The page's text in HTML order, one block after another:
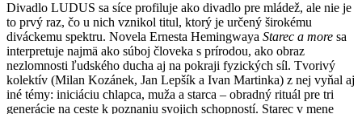
Divadlo LUDUS sa síce profiluje ako divadlo pre mládež, ale nie je
to prvý raz, čo u nich vznikol titul, ktorý je určený širokému
diváckemu spektru. Novela Ernesta Hemingwaya Starec a more sa
interpretuje najmä ako súboj človeka s prírodou, ako obraz
nezlomnosti ľudského ducha aj na pokraji fyzických síl. Tvorivý
kolektív (Milan Kozánek, Jan Lepšík a Ivan Martinka) z nej vyňal aj
iné témy: iniciáciu chlapca, muža a starca – obradný rituál pre tri
generácie na ceste k poznaniu svojich schopností. Starec v mene